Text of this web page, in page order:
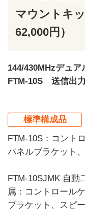
マウントキ
62,000円）
144/430MHzデュ
FTM-10S 送信出
標準構成品
FTM-10S：コント
パネルブラケット
FTM-10SJMK 自動
属：コントロール
ブラケット、スピ